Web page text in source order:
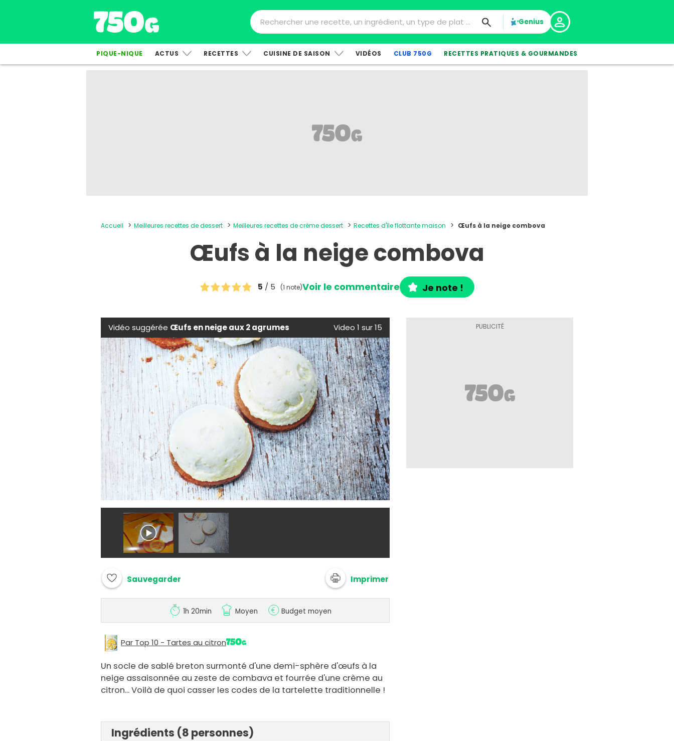
Genius
PIQUE-NIQUE ACTUS RECETTES CUISINE DE SAISON VIDÉOS CLUB 750G RECETTES PRATIQUES & GOURMANDES
Accueil Meilleures recettes de dessert Meilleures recettes de crème dessert Recettes d'île flottante maison Œufs à la neige combova
Œufs à la neige combova
5 / 5 (1 note)Voir le commentaire Je note !
Vidéo suggérée Œufs en neige aux 2 agrumes Video 1 sur 15
Sauvegarder Imprimer
1h 20min Moyen Budget moyen
Par Top 10 - Tartes au citron
Un socle de sablé breton surmonté d'une demi-sphère d'œufs à la
neige assaisonnée au zeste de combava et fourrée d'une crème au
citron... Voilà de quoi casser les codes de la tartelette traditionnelle !
Ingrédients (8 personnes)